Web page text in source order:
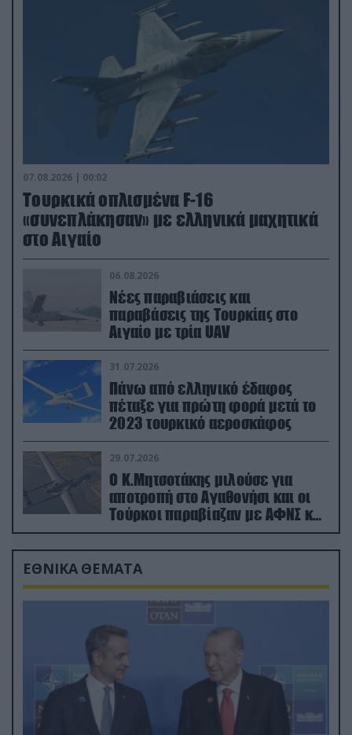
07.08.2026 | 00:02
Τουρκικά οπλισμένα F-16
«συνεπλάκησαν» με ελληνικά μαχητικά
στο Αιγαίο
06.08.2026
Νέες παραβιάσεις και
παραβάσεις της Τουρκίας στο
Αιγαίο με τρία UAV
31.07.2026
Πάνω από ελληνικό έδαφος
πέταξε για πρώτη φορά μετά το
2023 τουρκικό αεροσκάφος
29.07.2026
Ο Κ.Μητσοτάκης μιλούσε για
αποτροπή στο Αγαθονήσι και οι
Τούρκοι παραβίαζαν με ΑΦΝΣ και
drone
ΕΘΝΙΚΑ ΘΕΜΑΤΑ